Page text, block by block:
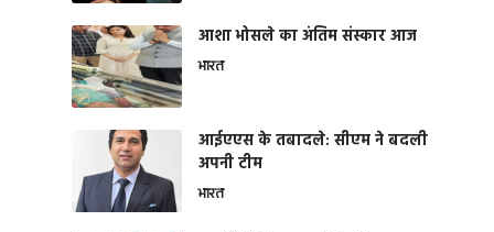
आशा भोसले का अंतिम संस्कार आज
भारत
आईएएस के तबादले: सीएम ने बदली
अपनी टीम
भारत